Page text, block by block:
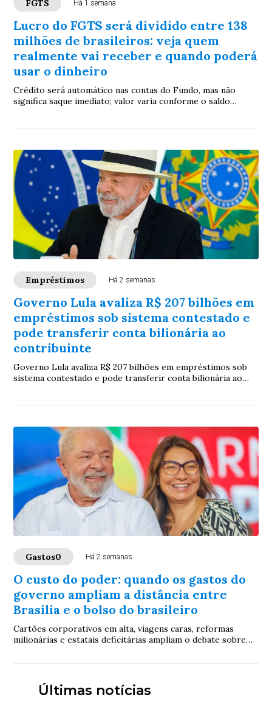
FGTS Há 1 semana
Lucro do FGTS será dividido entre 138
milhões de brasileiros: veja quem
realmente vai receber e quando poderá
usar o dinheiro
Crédito será automático nas contas do Fundo, mas não
significa saque imediato; valor varia conforme o saldo
Empréstimos Há 2 semanas
Governo Lula avaliza R$ 207 bilhões em
empréstimos sob sistema contestado e
pode transferir conta bilionária ao
contribuinte
Governo Lula avaliza R$ 207 bilhões em empréstimos sob
sistema contestado e pode transferir conta bilionária ao
Gastos0 Há 2 semanas
O custo do poder: quando os gastos do
governo ampliam a distância entre
Brasília e o bolso do brasileiro
Cartões corporativos em alta, viagens caras, reformas
milionárias e estatais deficitárias ampliam o debate sobre
sobre o bolso do contribuinte
Últimas notícias